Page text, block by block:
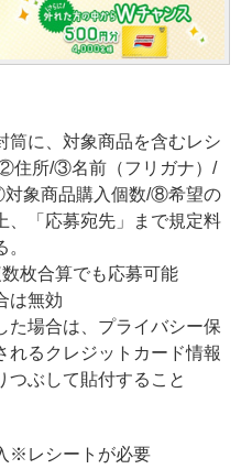
筒に、対象商品を含むレシ
住所/③名前（フリガナ）/
象商品購入個数/⑧希望の
、「応募宛先」まで規定料
枚合算でも応募可能
は無効
場合は、プライバシー保
れるクレジットカード情報
つぶして貼付すること
※レシートが必要